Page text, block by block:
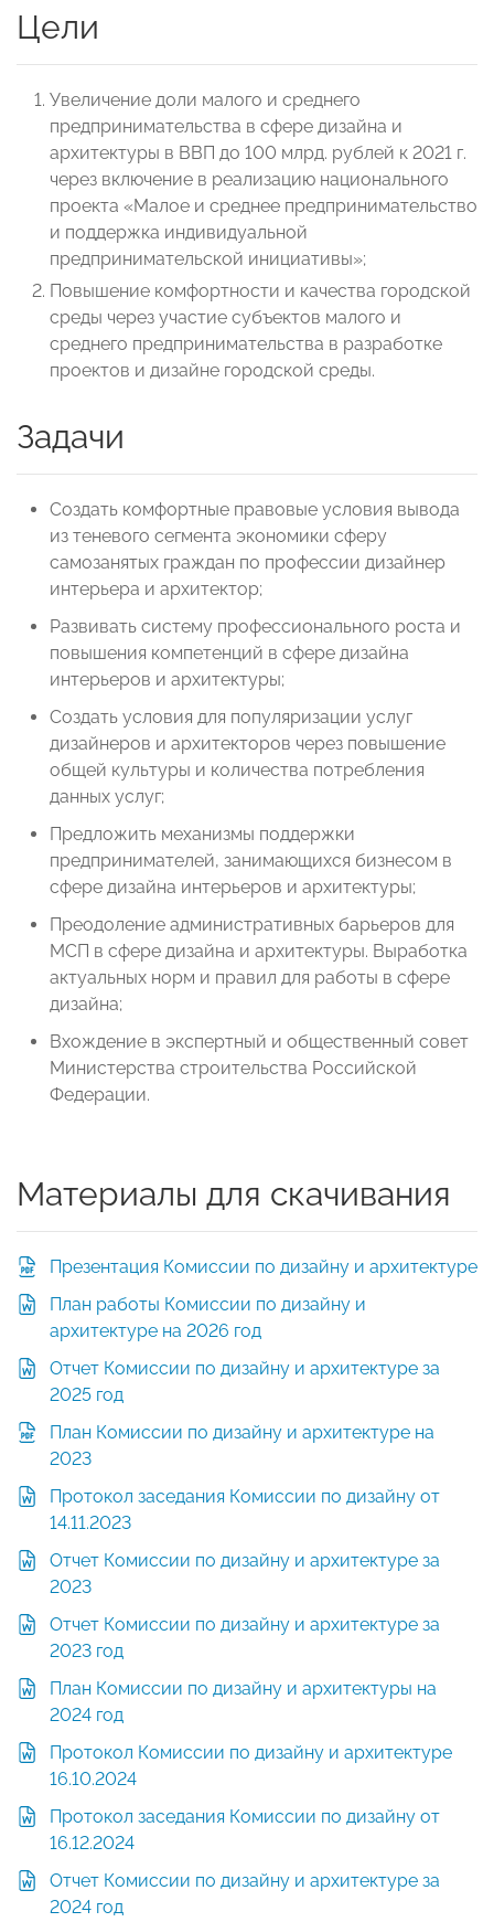
Цели
Увеличение доли малого и среднего
предпринимательства в сфере дизайна и
архитектуры в ВВП до 100 млрд. рублей к 2021 г.
через включение в реализацию национального
проекта «Малое и среднее предпринимательство
и поддержка индивидуальной
предпринимательской инициативы»;
Повышение комфортности и качества городской
среды через участие субъектов малого и
среднего предпринимательства в разработке
проектов и дизайне городской среды.
Задачи
Создать комфортные правовые условия вывода
из теневого сегмента экономики сферу
самозанятых граждан по профессии дизайнер
интерьера и архитектор;
Развивать систему профессионального роста и
повышения компетенций в сфере дизайна
интерьеров и архитектуры;
Создать условия для популяризации услуг
дизайнеров и архитекторов через повышение
общей культуры и количества потребления
данных услуг;
Предложить механизмы поддержки
предпринимателей, занимающихся бизнесом в
сфере дизайна интерьеров и архитектуры;
Преодоление административных барьеров для
МСП в сфере дизайна и архитектуры. Выработка
актуальных норм и правил для работы в сфере
дизайна;
Вхождение в экспертный и общественный совет
Министерства строительства Российской
Федерации.
Материалы для скачивания
Презентация Комиссии по дизайну и архитектуре
План работы Комиссии по дизайну и
архитектуре на 2026 год
Отчет Комиссии по дизайну и архитектуре за
2025 год
План Комиссии по дизайну и архитектуре на
2023
Протокол заседания Комиссии по дизайну от
14.11.2023
Отчет Комиссии по дизайну и архитектуре за
2023
Отчет Комиссии по дизайну и архитектуре за
2023 год
План Комиссии по дизайну и архитектуры на
2024 год
Протокол Комиссии по дизайну и архитектуре
16.10.2024
Протокол заседания Комиссии по дизайну от
16.12.2024
Отчет Комиссии по дизайну и архитектуре за
2024 год